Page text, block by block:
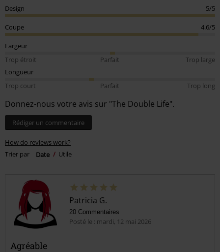
Design 5/5
Coupe 4.6/5
Largeur
Trop étroit
Parfait
Trop large
Longueur
Trop court
Parfait Trop long
Donnez-nous votre avis sur "The Double Life".
Rédiger un commentaire
How do reviews work?
Trier par
Date Utile
Patricia G.
20 Commentaires
Posté le : mardi, 12 mai 2026
Agréable